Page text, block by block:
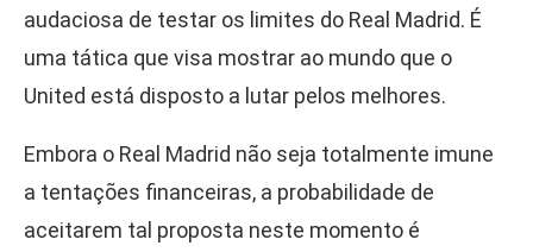
audaciosa de testar os limites do Real Madrid. É
uma tática que visa mostrar ao mundo que o
United está disposto a lutar pelos melhores.
Embora o Real Madrid não seja totalmente imune
a tentações financeiras, a probabilidade de
aceitarem tal proposta neste momento é